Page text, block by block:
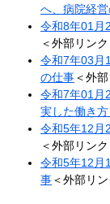
へ、病院経
令和8年01月
＜外部リンク
令和7年03月
の仕事​＜外
令和7年01月
実した働き
令和5年12月
＜外部リンク
令和5年12月
事＜外部リン